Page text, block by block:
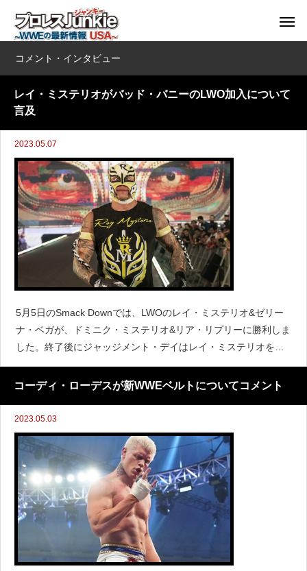
コメント・インタビュー
レイ・ミステリオがバッド・バニーのLWO加入について
言及
2023.05.07
5月5日のSmack Downでは、LWOのレイ・ミステリオ&ゼリー
ナ・ベガが、ドミニク・ミステリオ&リア・リプリーに勝利しま
した。終了後にジャッジメント・デイはレイ・ミステリオを攻
撃したものの、バッド・バニーが救出しました。さらにその後L
WOはバッド・バニーにTシャツを渡し、バニー
コーディ・ローデスが新WWEベルトについてコメント
2023.05.03